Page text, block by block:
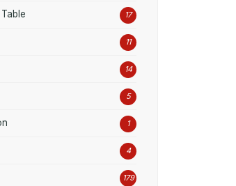
17
11
14
5
1
4
179